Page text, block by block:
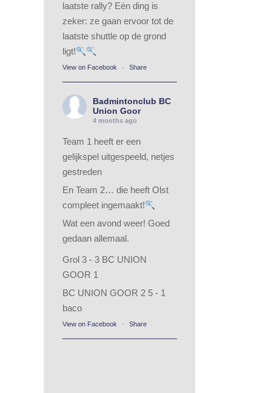
laatste rally? Eén ding is
zeker: ze gaan ervoor tot de
laatste shuttle op de grond
ligt!
View on Facebook · Share
Badmintonclub BC
Union Goor
4 months ago
Team 1 heeft er een
gelijkspel uitgespeeld, netjes
gestreden
En Team 2… die heeft Olst
compleet ingemaakt!
Wat een avond weer! Goed
gedaan allemaal.
Grol 3 - 3 BC UNION
GOOR 1
BC UNION GOOR 2 5 - 1
baco
View on Facebook · Share